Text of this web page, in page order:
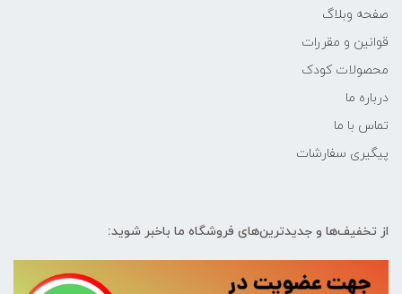
صفحه وبلاگ
قوانین و مقررات
محصولات کودک
درباره ما
تماس با ما
پیگیری سفارشات
از تخفیف‌ها و جدیدترین‌های فروشگاه ما باخبر شوید: